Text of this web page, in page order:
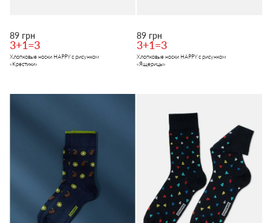
89 грн
3+1=3
Хлопковые носки HAPPY с рисунком
«Крестики»
89 грн
3+1=3
Хлопковые носки HAPPY с рисунком
«Ящерицы»